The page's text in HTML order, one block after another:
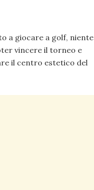
a giocare a golf, niente
vincere il torneo e
il centro estetico del